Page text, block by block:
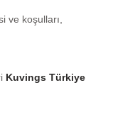
ve koşulları,
Kuvings Türkiye